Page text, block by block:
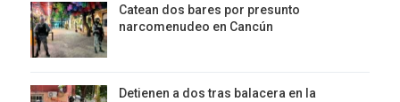
Catean dos bares por presunto
narcomenudeo en Cancún
Detienen a dos tras balacera en la